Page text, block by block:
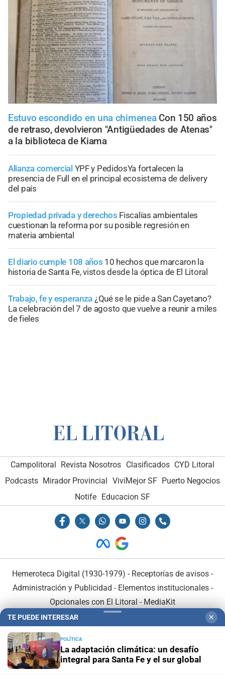
Estuvo escondido en una chimenea Con 150 años
de retraso, devolvieron "Antigüedades de Atenas"
a la biblioteca de Kiama
Alianza comercial YPF y PedidosYa fortalecen la
presencia de Full en el principal ecosistema de delivery
del país
Propiedad privada y derechos Fiscalías ambientales
cuestionan la reforma por su posible regresión en
materia ambiental
El diario cumple 108 años 10 hechos que marcaron la
historia de Santa Fe, vistos desde la óptica de El Litoral
Trabajo, fe y esperanza ¿Qué se le pide a San Cayetano?
La celebración del 7 de agosto que vuelve a reunir a miles
de fieles
Campolitoral Revista Nosotros Clasificados CYD Litoral
Podcasts Mirador Provincial VivíMejor SF Puerto Negocios
Notife Educacion SF
Hemeroteca Digital (1930-1979) - Receptorías de avisos -
Administración y Publicidad - Elementos institucionales-
Opcionales con El Litoral - MediaKit
TE PUEDE INTERESAR ✕
POLÍTICA
La adaptación climática: un desafío
integral para Santa Fe y el sur global